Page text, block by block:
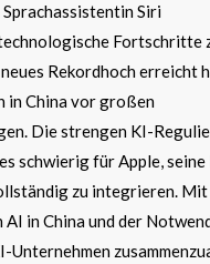
Siri
Fortschritte
Rekordhoch erreicht
in China vor großen
Die strengen KI-
schwierig für Apple, seine
zu integrieren. Mit
AI in China und der
Unternehmen